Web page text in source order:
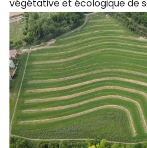
végétative et écologique de